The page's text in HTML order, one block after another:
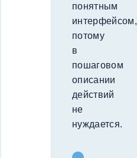
понятным
интерфейсом,
потому
в
пошаговом
описании
действий
не
нуждается.